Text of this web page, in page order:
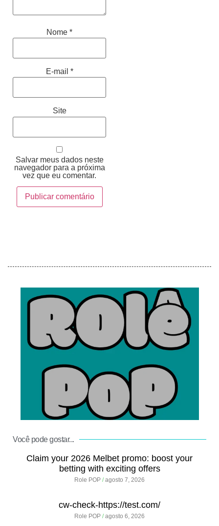
Nome *
E-mail *
Site
Salvar meus dados neste
navegador para a próxima
vez que eu comentar.
Você pode gostar...
Claim your 2026 Melbet promo: boost your
betting with exciting offers
Role POP agosto 7, 2026
cw-check-https://test.com/
Role POP agosto 6, 2026